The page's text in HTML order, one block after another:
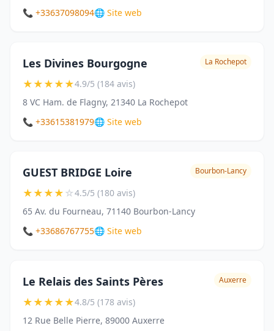
📞 +33637098094🌐 Site web
Les Divines Bourgogne La Rochepot
★★★★★4.9/5 (184 avis)
8 VC Ham. de Flagny, 21340 La Rochepot
📞 +33615381979🌐 Site web
GUEST BRIDGE Loire Bourbon-Lancy
★★★★☆4.5/5 (180 avis)
65 Av. du Fourneau, 71140 Bourbon-Lancy
📞 +33686767755🌐 Site web
Le Relais des Saints Pères Auxerre
★★★★★4.8/5 (178 avis)
12 Rue Belle Pierre, 89000 Auxerre